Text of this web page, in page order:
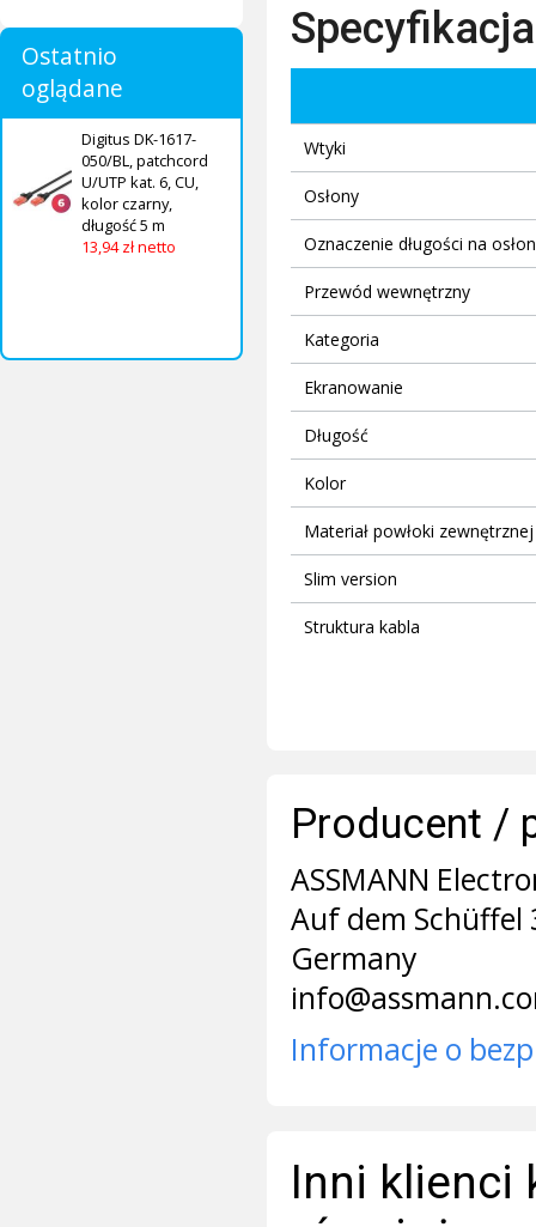
Ostatnio
oglądane
Digitus DK-1617-
050/BL, patchcord
U/UTP kat. 6, CU,
kolor czarny,
długość 5 m
13,94 zł netto
Specyfikacja
Wtyki
Osłony
Oznaczenie długości na
Przewód wewnętrzny
Kategoria
Ekranowanie
Długość
Kolor
Materiał powłoki zewnętrznej
Slim version
Struktura kabla
Producent /
ASSMANN
Auf dem Schüffel
Germany
Informacje o
Inni klienci